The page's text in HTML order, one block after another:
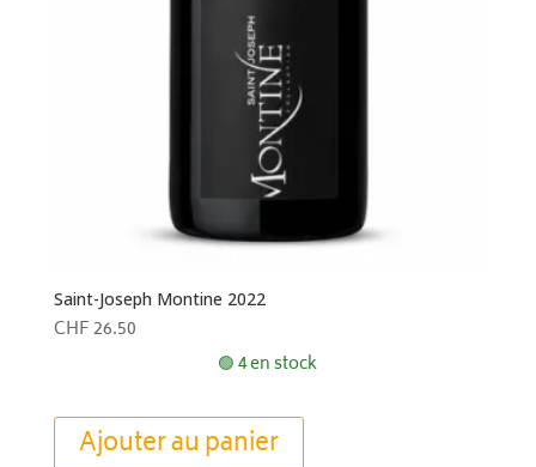
Saint-Joseph Montine 2022
CHF26.50
🟢 4 en stock
Ajouter au panier